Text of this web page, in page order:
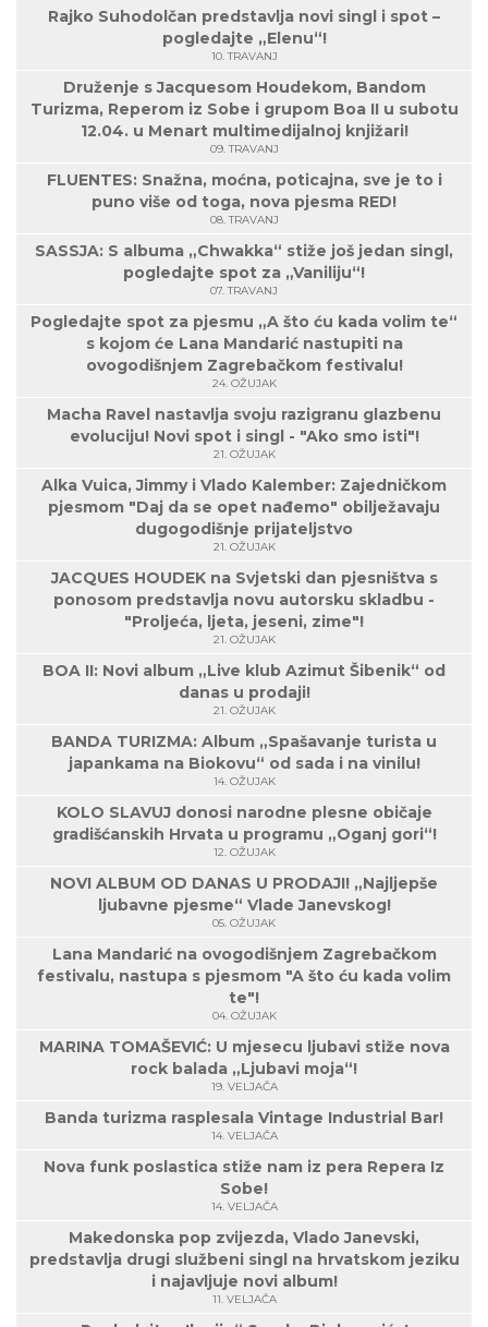
Rajko Suhodolčan predstavlja novi singl i spot –
pogledajte „Elenu“!
10. TRAVANJ
Druženje s Jacquesom Houdekom, Bandom
Turizma, Reperom iz Sobe i grupom Boa II u subotu
12.04. u Menart multimedijalnoj knjižari!
09. TRAVANJ
FLUENTES: Snažna, moćna, poticajna, sve je to i
puno više od toga, nova pjesma RED!
08. TRAVANJ
SASSJA: S albuma „Chwakka“ stiže još jedan singl,
pogledajte spot za „Vaniliju“!
07. TRAVANJ
Pogledajte spot za pjesmu „A što ću kada volim te“
s kojom će Lana Mandarić nastupiti na
ovogodišnjem Zagrebačkom festivalu!
24. OŽUJAK
Macha Ravel nastavlja svoju razigranu glazbenu
evoluciju! Novi spot i singl - "Ako smo isti"!
21. OŽUJAK
Alka Vuica, Jimmy i Vlado Kalember: Zajedničkom
pjesmom "Daj da se opet nađemo" obilježavaju
dugogodišnje prijateljstvo
21. OŽUJAK
JACQUES HOUDEK na Svjetski dan pjesništva s
ponosom predstavlja novu autorsku skladbu -
"Proljeća, ljeta, jeseni, zime"!
21. OŽUJAK
BOA II: Novi album „Live klub Azimut Šibenik“ od
danas u prodaji!
21. OŽUJAK
BANDA TURIZMA: Album „Spašavanje turista u
japankama na Biokovu“ od sada i na vinilu!
14. OŽUJAK
KOLO SLAVUJ donosi narodne plesne običaje
gradišćanskih Hrvata u programu „Oganj gori“!
12. OŽUJAK
NOVI ALBUM OD DANAS U PRODAJI! „Najljepše
ljubavne pjesme“ Vlade Janevskog!
05. OŽUJAK
Lana Mandarić na ovogodišnjem Zagrebačkom
festivalu, nastupa s pjesmom "A što ću kada volim
te"!
04. OŽUJAK
MARINA TOMAŠEVIĆ: U mjesecu ljubavi stiže nova
rock balada „Ljubavi moja“!
19. VELJAČA
Banda turizma rasplesala Vintage Industrial Bar!
14. VELJAČA
Nova funk poslastica stiže nam iz pera Repera Iz
Sobe!
14. VELJAČA
Makedonska pop zvijezda, Vlado Janevski,
predstavlja drugi službeni singl na hrvatskom jeziku
i najavljuje novi album!
11. VELJAČA